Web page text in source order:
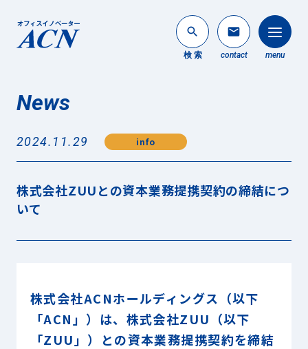
search
検 索
mail
contact menu
法人のお客様
個人のお客様
About ACN
ACNについて
事業内容
Sustainability
サステナビリティ
News
2024.11.29 info
株式会社ZUUとの資本業務提携契約の締結につ
いて
株式会社ACNホールディングス（以下
「ACN」）は、株式会社ZUU（以下
「ZUU」）との資本業務提携契約を締結